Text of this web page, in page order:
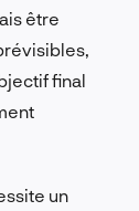
être
final
un